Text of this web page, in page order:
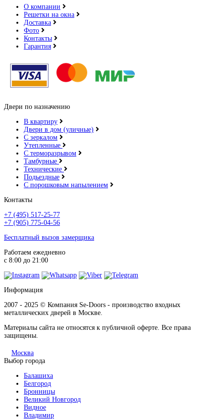
О компании
Решетки на окна
Доставка
Фото
Контакты
Гарантия
Двери по назначению
В квартиру
Двери в дом (уличные)
С зеркалом
Утепленные
С терморазрывом
Тамбурные
Технические
Подьездные
С порошковым напылением
Контакты
+7 (495) 517-25-77
+7 (905) 775-04-56
Бесплатный вызов замерщика
Работаем ежедневно
с 8:00 до 21:00
Информация
2007 - 2025 © Компания Se-Doors - производство входных
металлических дверей в Москве.
Материалы сайта не относятся к публичной оферте. Все права
защищены.
Москва
Выбор города
Балашиха
Белгород
Бронницы
Великий Новгород
Видное
Владимир